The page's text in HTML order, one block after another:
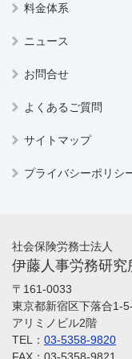
料金体系
ニュース
お問合せ
よくあるご質問
サイトマップ
プライバシーポリシ
社会保険労務士法人
伊藤人事労務研究
〒161-0033
東京都新宿区下落合1-
アリミノビル2階
TEL： 03-5358-9820